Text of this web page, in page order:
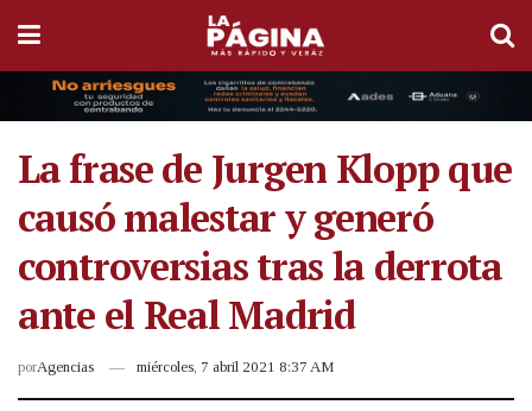
La frase de Jurgen Klopp que
causó malestar y generó
controversias tras la derrota
ante el Real Madrid
porAgencias miércoles, 7 abril 2021 8:37 AM